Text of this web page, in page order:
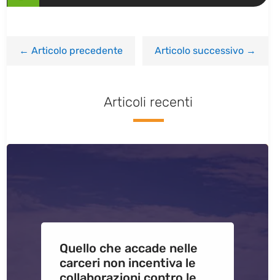
←Articolo precedente Articolo successivo→
Articoli recenti
Quello che accade nelle
carceri non incentiva le